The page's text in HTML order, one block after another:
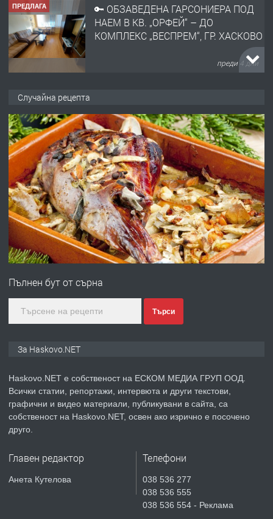
ПРЕДЛАГА
🔑 ОБЗАВЕДЕНА ГАРСОНИЕРА ПОД
НАЕМ В КВ. „ОРФЕЙ“ – ДО
КОМПЛЕКС „ВЕСПРЕМ“, ГР. ХАСКОВО
преди 4 дни
АПАРТАМЕНТ В ЦЕНТЪРА НА ГР.
ХАСКОВО
преди 5 дни
ПРЕДЛАГА Давам гараж под наем
преди 5 дни
ПРЕДЛАГА
№4120 Магазин/Офис под наем в кв.
градската градина!
преди 6 дни
ПРЕДЛАГА
Продавам парцел в гр. Хасково кв.
СГЛОБЯВАНЕ НА МЕБЕЛИ.
Случайна рецепта
Пълнен бут от сърна
Търси
За Haskovo.NET
Haskovo.NET е собственост на ЕСКОМ МЕДИА ГРУП ООД.
Всички статии, репортажи, интервюта и други текстови,
графични и видео материали, публикувани в сайта, са
собственост на Haskovo.NET, освен ако изрично е посочено
друго.
Главен редактор
Анета Кутелова
Телефони
038 536 277
038 536 555
038 536 554 - Реклама